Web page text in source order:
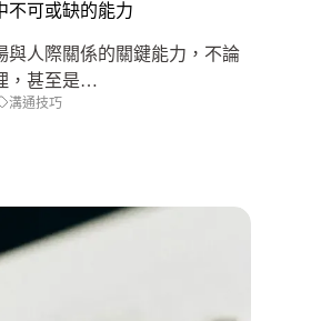
不可或缺的能力
與人際關係的關鍵能力，不論
，甚至是…
溝通技巧